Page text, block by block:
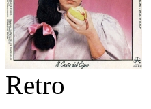
Retro